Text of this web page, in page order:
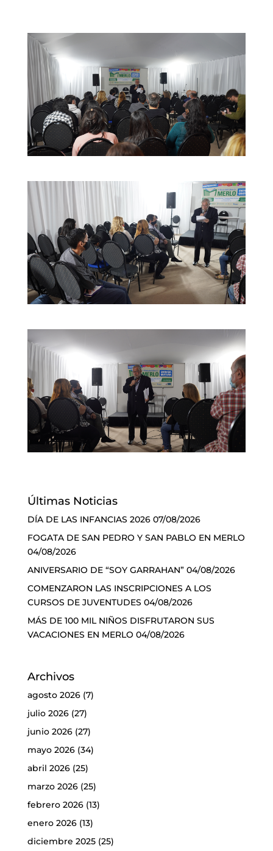
Últimas Noticias
DÍA DE LAS INFANCIAS 2026 07/08/2026
FOGATA DE SAN PEDRO Y SAN PABLO EN MERLO
04/08/2026
ANIVERSARIO DE “SOY GARRAHAN” 04/08/2026
COMENZARON LAS INSCRIPCIONES A LOS
CURSOS DE JUVENTUDES 04/08/2026
MÁS DE 100 MIL NIÑOS DISFRUTARON SUS
VACACIONES EN MERLO 04/08/2026
Archivos
agosto 2026(7)
julio 2026(27)
junio 2026(27)
mayo 2026(34)
abril 2026(25)
marzo 2026(25)
febrero 2026(13)
enero 2026(13)
diciembre 2025(25)